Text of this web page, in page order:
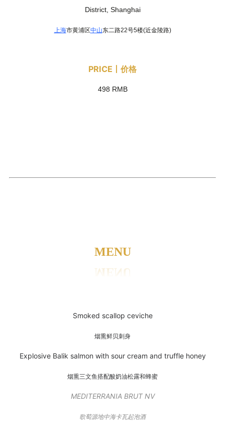
District, Shanghai
上海市黄浦区中山东二路22号5楼(近金陵路)
PRICE丨价格
498 RMB
MENU
Smoked scallop ceviche
烟熏鲜贝刺身
Explosive Balik salmon with sour cream and truffle honey
烟熏三文鱼搭配酸奶油松露和蜂蜜
MEDITERRANIA BRUT NV
歌萄源地中海卡瓦起泡酒